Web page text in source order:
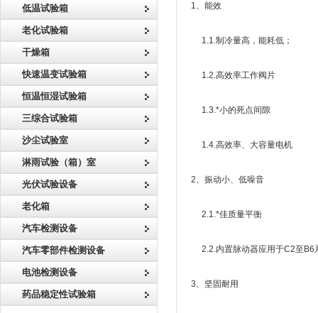
低温试验箱
老化试验箱
干燥箱
快速温变试验箱
恒温恒湿试验箱
三综合试验箱
沙尘试验室
淋雨试验（箱）室
光伏试验设备
老化箱
汽车检测设备
汽车零部件检测设备
电池检测设备
药品稳定性试验箱
1、能效
1.1.制冷量高，能耗低；
1.2.高效率工作阀片
1.3.*小的死点间隙
1.4.高效率、大容量电机
2、振动小、低噪音
2.1.*佳质量平衡
2.2.内置脉动器应用于C2至B6
3、坚固耐用